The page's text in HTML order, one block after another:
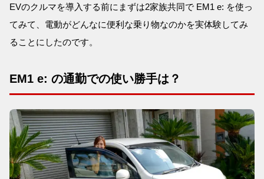
EVのクルマを導入する前にまずは2家族共同で EM1 e: を使っ
てみて、電動がどんなに便利な乗り物なのかを実体験してみ
ることにしたのです。
EM1 e: の通勤での使い勝手は？